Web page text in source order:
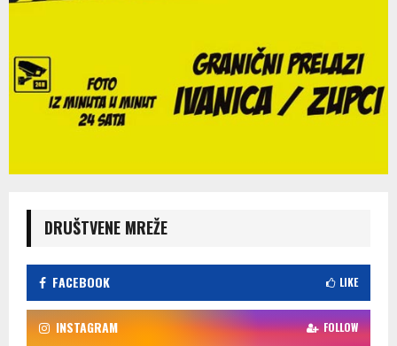
DRUŠTVENE MREŽE
FACEBOOK LIKE
INSTAGRAM FOLLOW